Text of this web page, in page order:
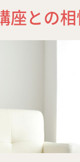
座との